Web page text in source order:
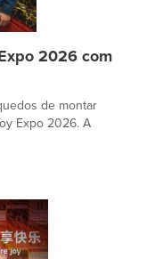
2026 com
de montar
Expo 2026. A